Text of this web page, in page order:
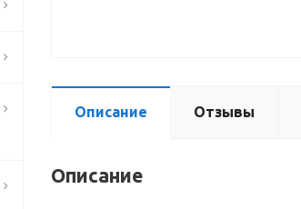
Описание Отзывы
Описание